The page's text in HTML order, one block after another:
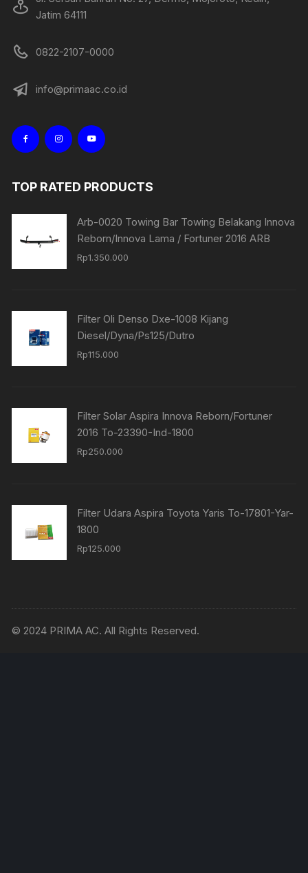
Jatim 64111
0822-2107-0000
info@primaac.co.id
TOP RATED PRODUCTS
Arb-0020 Towing Bar Towing Belakang Innova
Reborn/Innova Lama / Fortuner 2016 ARB
Rp1.350.000
Filter Oli Denso Dxe-1008 Kijang
Diesel/Dyna/Ps125/Dutro
Rp115.000
Filter Solar Aspira Innova Reborn/Fortuner
2016 To-23390-Ind-1800
Rp250.000
Filter Udara Aspira Toyota Yaris To-17801-Yar-
1800
Rp125.000
© 2024 PRIMA AC. All Rights Reserved.